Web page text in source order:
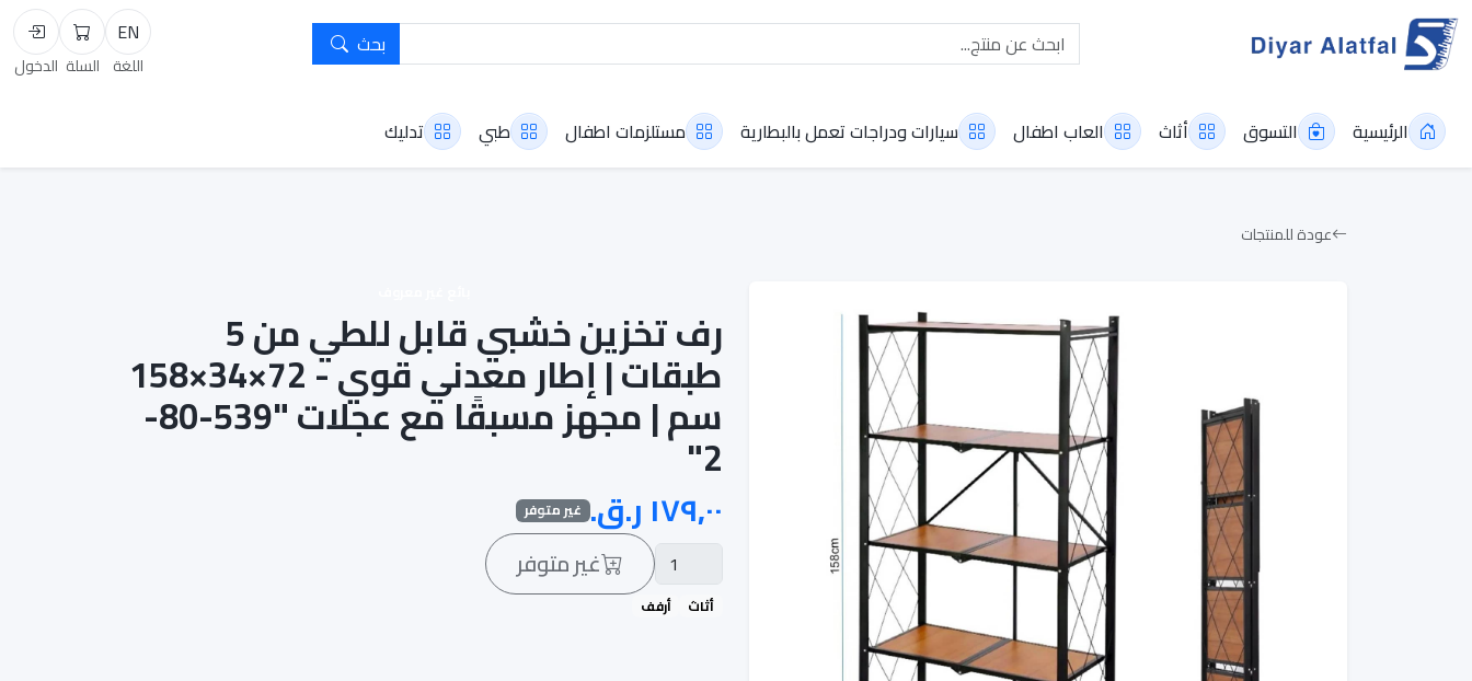
بحث EN
اللغة
السلة
السلة الدخول
الرئيسية التسوق أثاث العاب اطفال سيارات ودراجات تعمل بالبطارية مستلزمات اطفال طبي تدليك
عودة للمنتجات
رف تخزين خشبي قابل للطي من 5
طبقات | إطار معدني قوي - 72×34×158
سم | مجهز مسبقًا مع عجلات "539-80-
2"
غير متوفر
غير متوفر
أثاث أرفف